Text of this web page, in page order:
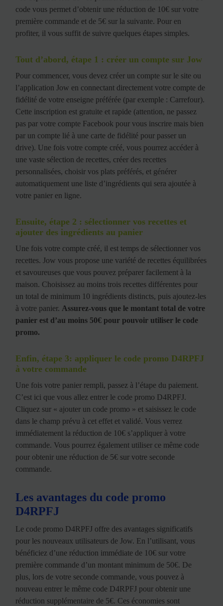
code vous permet d’obtenir une réduction de 10€ sur votre
première commande et de 5€ sur la suivante. Pour en
profiter, il vous suffit de suivre quelques étapes simples.
Tout d’abord, étape 1 : créer un compte sur Jow
Pour commencer, vous devez créer un compte sur le site ou
l’application Jow en connectant directement votre compte de
fidélité de votre enseigne préférée (par exemple : Carrefour).
Cette inscription est gratuite et rapide (attention, ne passez
pas par votre compte Facebook pour vous inscrire mais bien
par un compte lié à une carte de fidélité pour passer un
drive). Une fois votre compte créé, vous pourrez accéder à
une vaste sélection de recettes, créer des recettes
personnalisées, choisir vos plats préférés, et générer
automatiquement une liste d’ingrédients qui sera ajoutée à
votre panier en ligne.
Ensuite, étape 2 : sélectionner vos recettes et
ajouter des ingrédients au panier
Une fois votre compte créé, il est temps de sélectionner vos
recettes. Jow vous propose une variété de recettes équilibrées
et savoureuses que vous pouvez préparer facilement à la
maison. Choisissez au moins trois recettes différentes pour
un total de minimum 10 ingrédients distincts, puis ajoutez-les
à votre panier.Assurez-vous que le montant total de votre
panier est d’au moins 50€ pour pouvoir utiliser le code
promo.
Enfin, étape 3: appliquer le code promo D4RPFJ
à votre commande
Une fois votre panier rempli, passez à l’étape du paiement.
C’est ici que vous allez entrer le code promo D4RPFJ.
Cliquez sur « ajouter un code promo » et saisissez le code
dans le champ prévu à cet effet et validé. Vous verrez
immédiatement la réduction de 10€ s’appliquer à votre
commande. Vous pourrez également utiliser ce même code
pour obtenir une réduction de 5€ sur votre seconde
commande.
Les avantages du code promo
D4RPFJ
Le code promo D4RPFJ offre des avantages significatifs
pour les nouveaux utilisateurs de Jow. En l’utilisant, vous
bénéficiez d’une réduction immédiate de 10€ sur votre
première commande d’un montant minimum de 50€. De
plus, lors de votre seconde commande, vous pouvez à
nouveau entrer le même code D4RPFJ pour obtenir une
réduction supplémentaire de 5€. Ces économies sont